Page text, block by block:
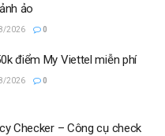
ảo
2026 0
điểm My Viettel miễn phí
2026 0
Checker – Công cụ check